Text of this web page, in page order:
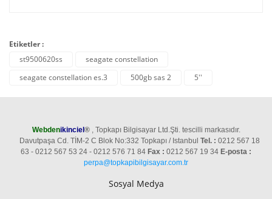
Etiketler :
st9500620ss
seagate constellation
seagate constellation es.3
500gb sas 2 5''
Webdenikinciel ®, Topkapı Bilgisayar Ltd.Şti. tescilli markasıdır.
Davutpaşa Cd. TİM-2 C Blok No:332 Topkapı / Istanbul Tel. : 0212 567 18
63 - 0212 567 53 24 - 0212 576 71 84 Fax : 0212 567 19 34 E-posta :
perpa@topkapibilgisayar.com.tr
Sosyal Medya